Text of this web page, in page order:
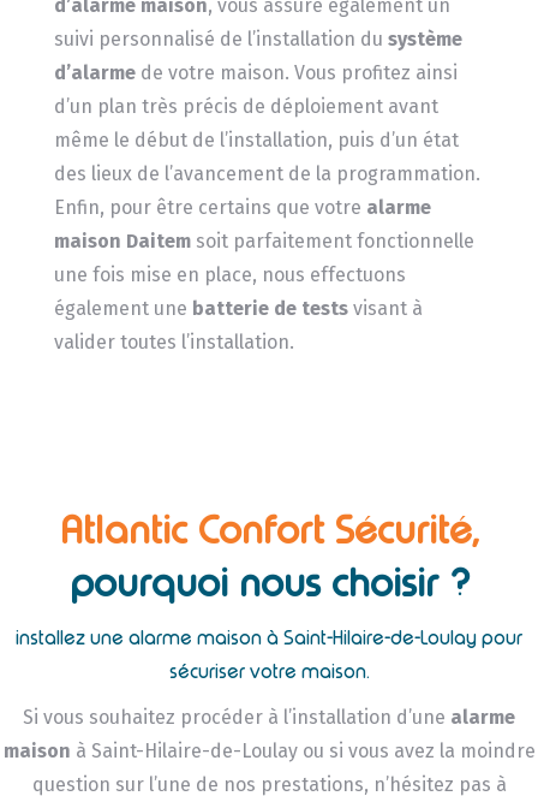
d’alarme maison, vous assure également un
suivi personnalisé de l’installation du système
d’alarmede votre maison. Vous profitez ainsi
d’un plan très précis de déploiement avant
même le début de l’installation, puis d’un état
des lieux de l’avancement de la programmation.
Enfin, pour être certains que votre alarme
maison Daitemsoit parfaitement fonctionnelle
une fois mise en place, nous effectuons
également une batterie de testsvisant à
valider toutes l’installation.
Atlantic Confort Sécurité,
pourquoi nous choisir ?
installez une alarme maison à Saint-Hilaire-de-Loulay pour
sécuriser votre maison.
Si vous souhaitez procéder à l’installation d’une alarme
maison à Saint-Hilaire-de-Loulay ou si vous avez la moindre
question sur l’une de nos prestations, n’hésitez pas à